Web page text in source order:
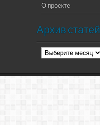
О проекте
Архив статей
Архив
статей